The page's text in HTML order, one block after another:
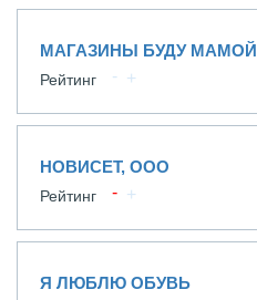
МАГАЗИНЫ БУДУ МАМОЙ
Рейтинг
НОВИСЕТ, ООО
Рейтинг
Я ЛЮБЛЮ ОБУВЬ